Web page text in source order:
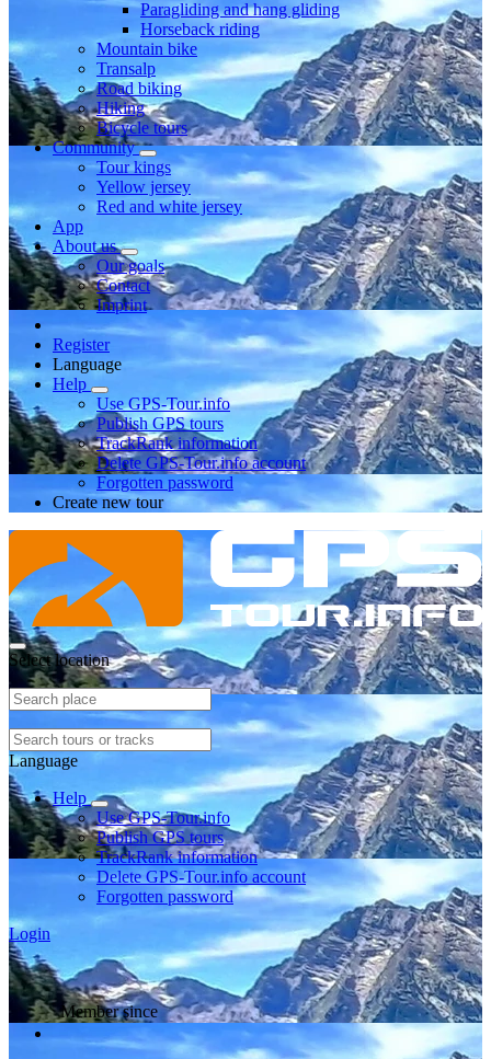
Paragliding and hang gliding
Horseback riding
Mountain bike
Transalp
Road biking
Hiking
Bicycle tours
Community
Tour kings
Yellow jersey
Red and white jersey
App
About us
Our goals
Contact
Imprint
Register
Language
Help
Use GPS-Tour.info
Publish GPS tours
TrackRank information
Delete GPS-Tour.info account
Forgotten password
Create new tour
Select location
Language
Help
Use GPS-Tour.info
Publish GPS tours
TrackRank information
Delete GPS-Tour.info account
Forgotten password
Login
Member since